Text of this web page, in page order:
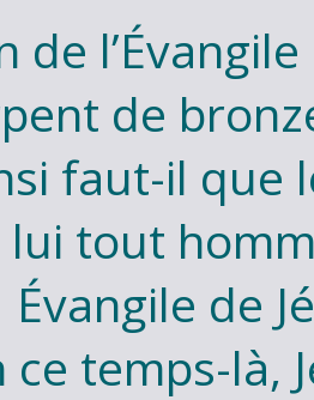
de
de
faut-il que
lui tout
de
ce temps-là,